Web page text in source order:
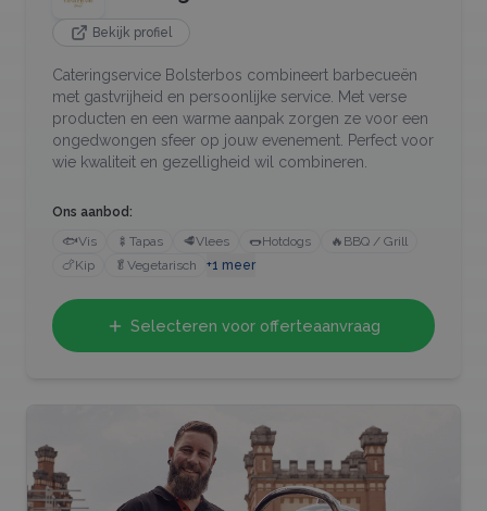
Bekijk profiel
Cateringservice Bolsterbos combineert barbecueën
met gastvrijheid en persoonlijke service. Met verse
producten en een warme aanpak zorgen ze voor een
ongedwongen sfeer op jouw evenement. Perfect voor
wie kwaliteit en gezelligheid wil combineren.
Ons aanbod:
🐟Vis 🍢 Tapas 🥩Vlees 🌭Hotdogs 🔥 BBQ / Grill
🍗Kip 🥬 Vegetarisch +1 meer
Selecteren voor offerteaanvraag